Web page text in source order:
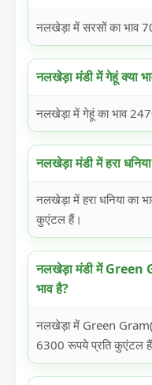
नलखेड़ा में सरसों का भाव
नलखेड़ा मंडी में गेहूं क्या
नलखेड़ा में गेहूं का भाव
नलखेड़ा मंडी में हरा
नलखेड़ा में हरा धनिया का
कुएंटल हैं।
नलखेड़ा मंडी में
भाव है?
नलखेड़ा में Green
6300 रूपये प्रति कुएंटल